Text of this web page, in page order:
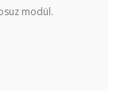
modül.